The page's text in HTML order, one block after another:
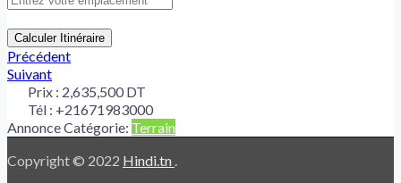
Calculer Itinéraire
Précédent
Suivant
Prix : 2,635,500 DT
Tél : +21671983000
Annonce Catégorie: Terrain
Copyright © 2022 Hindi.tn .